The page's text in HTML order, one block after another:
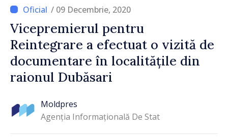
/ 09 Decembrie, 2020
Vicepremierul pentru
Reintegrare a efectuat o vizită de
documentare în localitățile din
raionul Dubăsari
Moldpres
Agenția Informațională De Stat